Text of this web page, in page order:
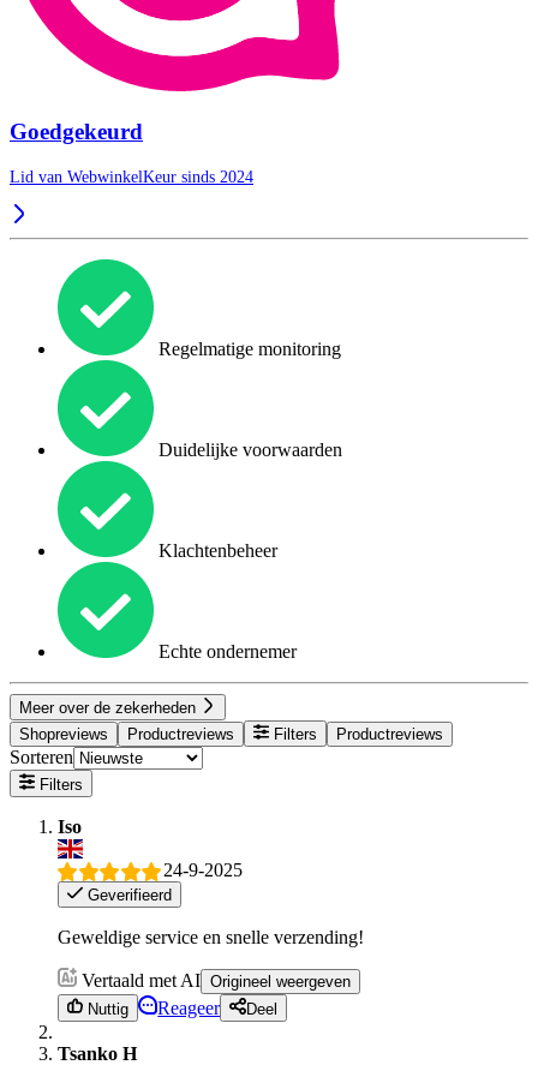
Goedgekeurd
Lid van WebwinkelKeur sinds 2024
Regelmatige monitoring
Duidelijke voorwaarden
Klachtenbeheer
Echte ondernemer
Meer over de zekerheden
Shopreviews
Productreviews Filters Productreviews
Sorteren
Filters
Iso
24-9-2025
Geverifieerd
Geweldige service en snelle verzending!
Vertaald met AI Origineel weergeven
Nuttig
Reageer Deel
Tsanko H